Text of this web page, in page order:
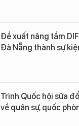
Đề xuất nâng tầm
Đà Nẵng thành sự
Trình Quốc hội sửa
về quân sự, quốc